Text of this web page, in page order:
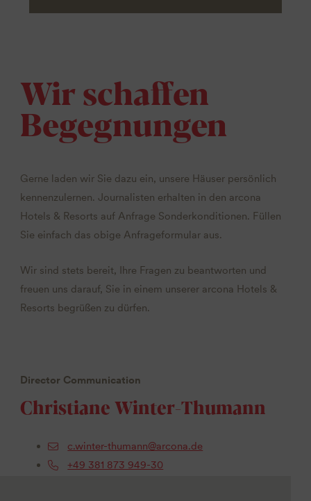
Director Communication
Christiane Winter-Thumann
c.winter-thumann@arcona.de
+49 381 873 949-30
Wir schaffen
Begegnungen
Gerne laden wir Sie dazu ein, unsere Häuser persönlich
kennenzulernen. Journalisten erhalten in den arcona
Hotels & Resorts auf Anfrage Sonderkonditionen. Füllen
Sie einfach das obige Anfrageformular aus.
Wir sind stets bereit, Ihre Fragen zu beantworten und
freuen uns darauf, Sie in einem unserer arcona Hotels &
Resorts begrüßen zu dürfen.